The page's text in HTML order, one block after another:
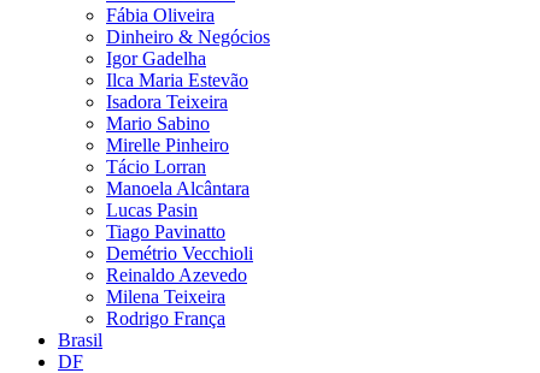
Fábia Oliveira
Dinheiro & Negócios
Igor Gadelha
Ilca Maria Estevão
Isadora Teixeira
Mario Sabino
Mirelle Pinheiro
Tácio Lorran
Manoela Alcântara
Lucas Pasin
Tiago Pavinatto
Demétrio Vecchioli
Reinaldo Azevedo
Milena Teixeira
Rodrigo França
Brasil
DF